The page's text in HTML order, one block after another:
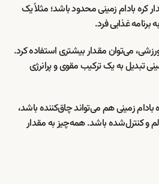
کره بادام زمینی محدود باشد؛ مثلاً یک
غذایی فرد.
می‌توان مقدار بیشتری استفاده کرد.
تبدیل به یک ترکیب مقوی و پرانرژی
زمینی هم می‌تواند چاق‌کننده باشد،
و کنترل‌شده باشد. همه‌چیز به مقدار